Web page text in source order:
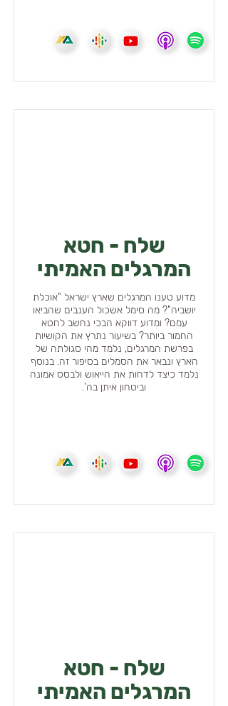
שלח - חטא
המרגלים האמיתי
מדוע טענו המרגלים שארץ ישראל "אוכלת
יושביה"? מה סימל אשכול הענבים שהביאו
עמם? ומדוע דווקא הבכי נחשב לחטא
החמור ביותר? בשיעור נתרץ את הקושיות
בפרשת המרגלים, נלמד מהי סגולתה של
הארץ ונבאר את הסמלים בסיפור זה. בנוסף
נלמד כיצד לדחות את הייאוש ולבסס אמונה
וביטחון איתן בה'.
שלח - חטא
המרגלים האמיתי